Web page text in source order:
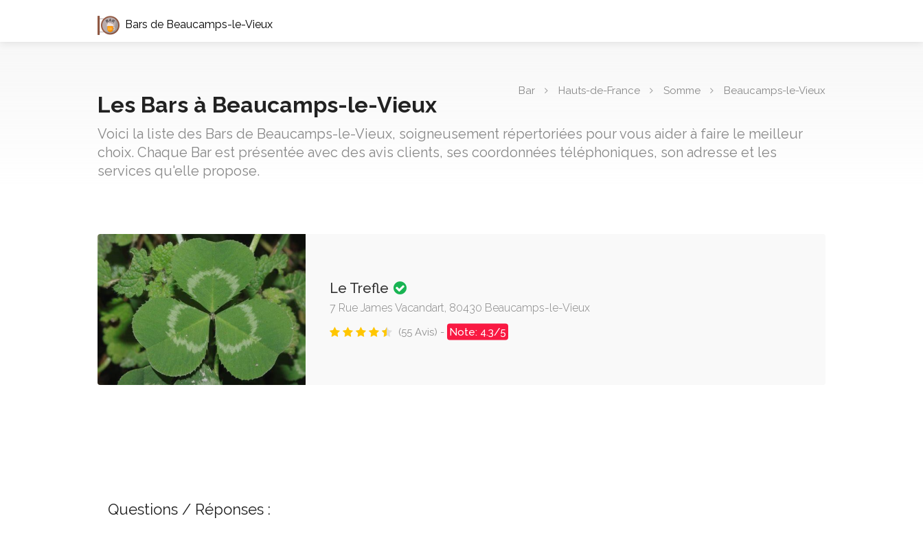
Bars de Beaucamps-le-Vieux
Bar Hauts-de-France Somme Beaucamps-le-Vieux
Les Bars à Beaucamps-le-Vieux
Voici la liste des Bars de Beaucamps-le-Vieux, soigneusement répertoriées pour vous aider à faire le meilleur
choix. Chaque Bar est présentée avec des avis clients, ses coordonnées téléphoniques, son adresse et les
services qu'elle propose.
Le Trefle
7 Rue James Vacandart, 80430 Beaucamps-le-Vieux
(55 Avis) - Note: 4.3/5
Questions / Réponses :